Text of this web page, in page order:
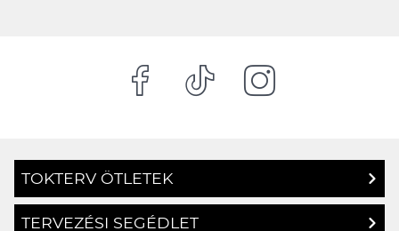
TOKTERV ÖTLETEK
TERVEZÉSI SEGÉDLET